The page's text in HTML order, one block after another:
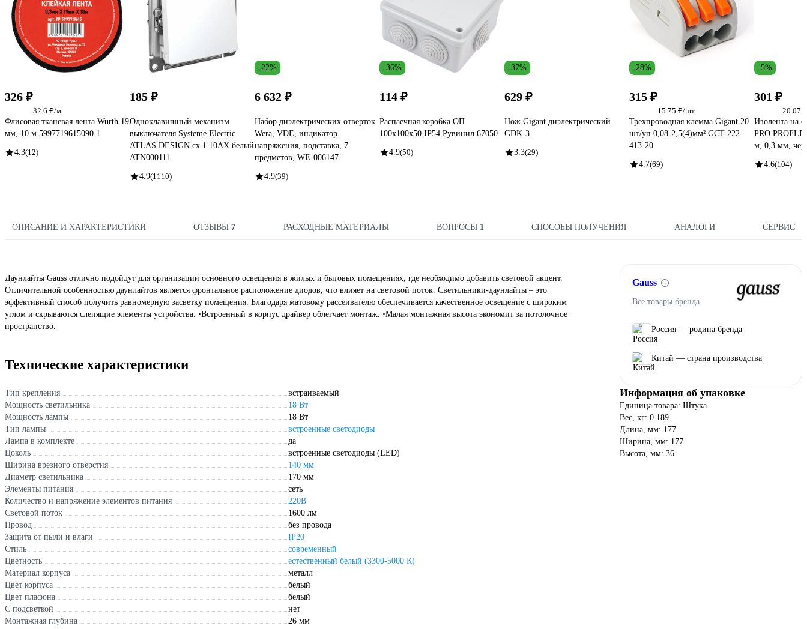
326 ₽
32.6 ₽/м
Флисовая тканевая лента Wurth 19
мм, 10 м 5997719615090 1
4.3(12)
185 ₽
Одноклавишный механизм
выключателя Systeme Electric
ATLAS DESIGN сх.1 10АХ белый
ATN000111
4.9(1110)
-22%
6 632 ₽
Набор диэлектрических отверток
Wera, VDE, индикатор
напряжения, подставка, 7
предметов, WE-006147
4.9(39)
-36%
114 ₽
Распаечная коробка ОП
100х100х50 IP54 Рувинил 67050
4.9(50)
-37%
629 ₽
Нож Gigant диэлектрический
GDK-3
3.3(29)
-28%
315 ₽
15.75 ₽/шт
Трехпроводная клемма Gigant 20
шт/уп 0,08-2,5(4)мм² GCT-222-
413-20
4.7(69)
-5%
301 ₽
20.07
Изолента на
PRO
м, 0,3 мм,
4.6(104)
ОПИСАНИЕ И ХАРАКТЕРИСТИКИ ОТЗЫВЫ7 РАСХОДНЫЕ МАТЕРИАЛЫ ВОПРОСЫ 1 СПОСОБЫ ПОЛУЧЕНИЯ АНАЛОГИ СЕРВИС
Даунлайты Gauss отлично подойдут для организации основного освещения в жилых и бытовых помещениях, где необходимо добавить световой акцент.
Отличительной особенностью даунлайтов является фронтальное расположение диодов, что влияет на световой поток. Светильники-даунлайты – это
эффективный способ получить равномерную засветку помещения. Благодаря матовому рассеивателю обеспечивается качественное освещение с широким
углом и скрываются слепящие элементы устройства. •Встроенный в корпус драйвер облегчает монтаж. •Малая монтажная высота экономит за потолочное
пространство.
Технические характеристики
Тип крепления
встраиваемый
Мощность светильника
18 Вт
Мощность лампы
18 Вт
Тип лампы
встроенные светодиоды
Лампа в комплекте
да
Цоколь
встроенные светодиоды (LED)
Ширина врезного отверстия
140 мм
Диаметр светильника
170 мм
Элементы питания
сеть
Количество и напряжение элементов питания
220В
Световой поток
1600 лм
Провод
без провода
Защита от пыли и влаги
IP20
Стиль
современный
Цветность
естественный белый (3300-5000 К)
Материал корпуса
металл
Цвет корпуса
белый
Цвет плафона
белый
С подсветкой
нет
Монтажная глубина
26 мм
Gauss
Все товары бренда
Россия — родина бренда
Китай — страна производства
Информация об упаковке
Единица товара: Штука
Вес, кг: 0.189
Длина, мм: 177
Ширина, мм: 177
Высота, мм: 36